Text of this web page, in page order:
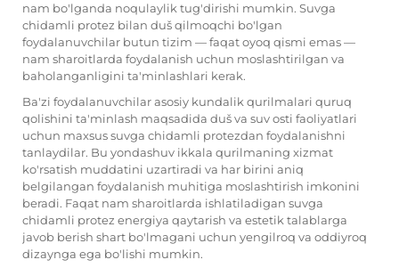
nam bo'lganda noqulaylik tug'dirishi mumkin. Suvga
chidamli protez bilan duš qilmoqchi bo'lgan
foydalanuvchilar butun tizim — faqat oyoq qismi emas —
nam sharoitlarda foydalanish uchun moslashtirilgan va
baholanganligini ta'minlashlari kerak.
Ba'zi foydalanuvchilar asosiy kundalik qurilmalari quruq
qolishini ta'minlash maqsadida duš va suv osti faoliyatlari
uchun maxsus suvga chidamli protezdan foydalanishni
tanlaydilar. Bu yondashuv ikkala qurilmaning xizmat
ko'rsatish muddatini uzartiradi va har birini aniq
belgilangan foydalanish muhitiga moslashtirish imkonini
beradi. Faqat nam sharoitlarda ishlatiladigan suvga
chidamli protez energiya qaytarish va estetik talablarga
javob berish shart bo'lmagani uchun yengilroq va oddiyroq
dizaynga ega bo'lishi mumkin.